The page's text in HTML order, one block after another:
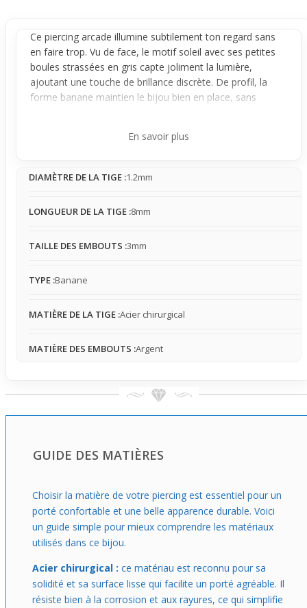
Ce piercing arcade illumine subtilement ton regard sans
en faire trop. Vu de face, le motif soleil avec ses petites
boules strassées en gris capte joliment la lumière,
ajoutant une touche de brillance discrète. De profil, la
forme banane maintien le bijou bien en place, sans
sans paraître envahissant, parfait pour un look équilibré
Conçu pour un port simple et agréable, ce
argentés de 3 mm, composés de strass qui attirent juste
mouvements du visage, sans gêne excessive ni risque
ceux qui cherchent juste une touche de lumière
À porter plutôt en occasion ponctuelle, ce piercing
soigné mais pas ostentatoire. Idéal pour celles et ceux qui
associer à différentes tenues sans complication. Son
En savoir plus
DIAMÈTRE DE LA TIGE :1.2mm
LONGUEUR DE LA TIGE :8mm
TAILLE DES EMBOUTS :3mm
TYPE :Banane
MATIÈRE DE LA TIGE :Acier chirurgical
MATIÈRE DES EMBOUTS :Argent
GUIDE DES MATIÈRES
Choisir la matière de votre piercing est essentiel pour un
porté confortable et une belle apparence durable. Voici
un guide simple pour mieux comprendre les matériaux
utilisés dans ce bijou.
Acier chirurgical : ce matériau est reconnu pour sa
solidité et sa surface lisse qui facilite un porté agréable. Il
résiste bien à la corrosion et aux rayures, ce qui simplifie